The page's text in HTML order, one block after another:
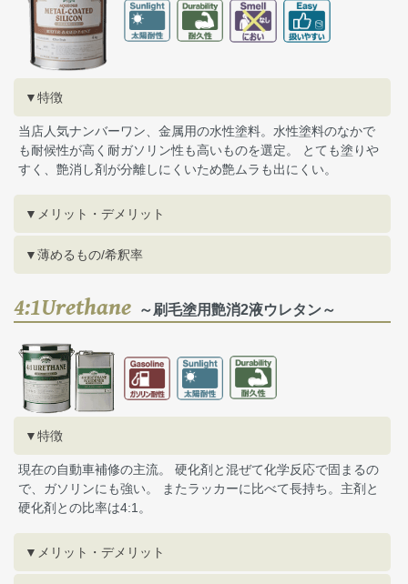
▼特徴
当店人気ナンバーワン、金属用の水性塗料。水性塗料のなかで
も耐候性が高く耐ガソリン性も高いものを選定。 とても塗りや
すく、艶消し剤が分離しにくいため艶ムラも出にくい。
▼メリット・デメリット
▼薄めるもの/希釈率
4:1Urethane ～刷毛塗用艶消2液ウレタン～
▼特徴
現在の自動車補修の主流。 硬化剤と混ぜて化学反応で固まるの
で、ガソリンにも強い。 またラッカーに比べて長持ち。主剤と
硬化剤との比率は4:1。
▼メリット・デメリット